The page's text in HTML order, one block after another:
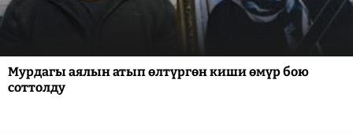
Мурдагы аялын атып өлтүргөн киши өмүр бою
соттолду